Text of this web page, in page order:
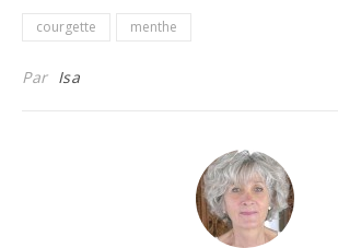
courgette menthe
Par Isa